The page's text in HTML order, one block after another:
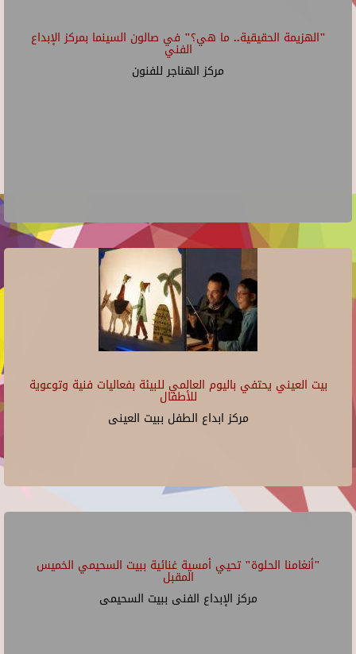
"الهزيمة الحقيقية.. ما هي؟" في صالون السينما بمركز الإبداع
الفني
مركز الهناجر للفنون
بيت العيني يحتفي باليوم العالمي للبيئة بفعاليات فنية وتوعوية
للأطفال
مركز ابداع الطفل ببيت العينى
"أنغامنا الحلوة" تحيي أمسية غنائية ببيت السحيمي الخميس
المقبل
مركز الإبداع الفنى ببيت السحيمى